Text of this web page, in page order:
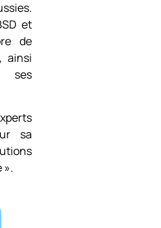
et
de
ainsi
ses
sa
».